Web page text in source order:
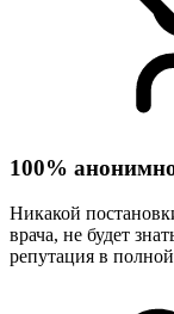
100%
Никакой
врача, не будет
репутация в